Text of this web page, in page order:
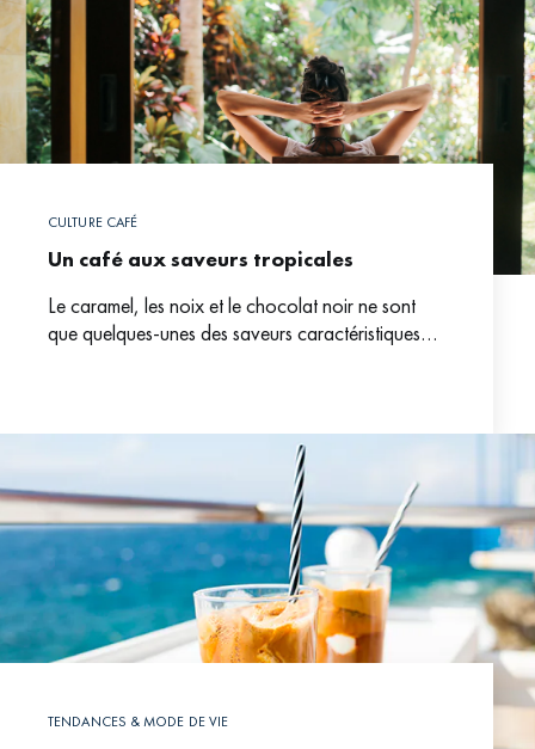
CULTURE CAFÉ
Un café aux saveurs tropicales
Le caramel, les noix et le chocolat noir ne sont
que quelques-unes des saveurs caractéristiques
TENDANCES & MODE DE VIE